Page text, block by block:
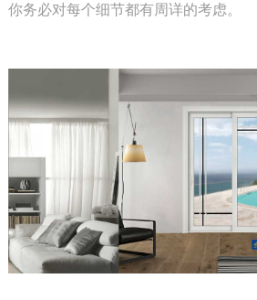
你务必对每个细节都有周详的考虑。